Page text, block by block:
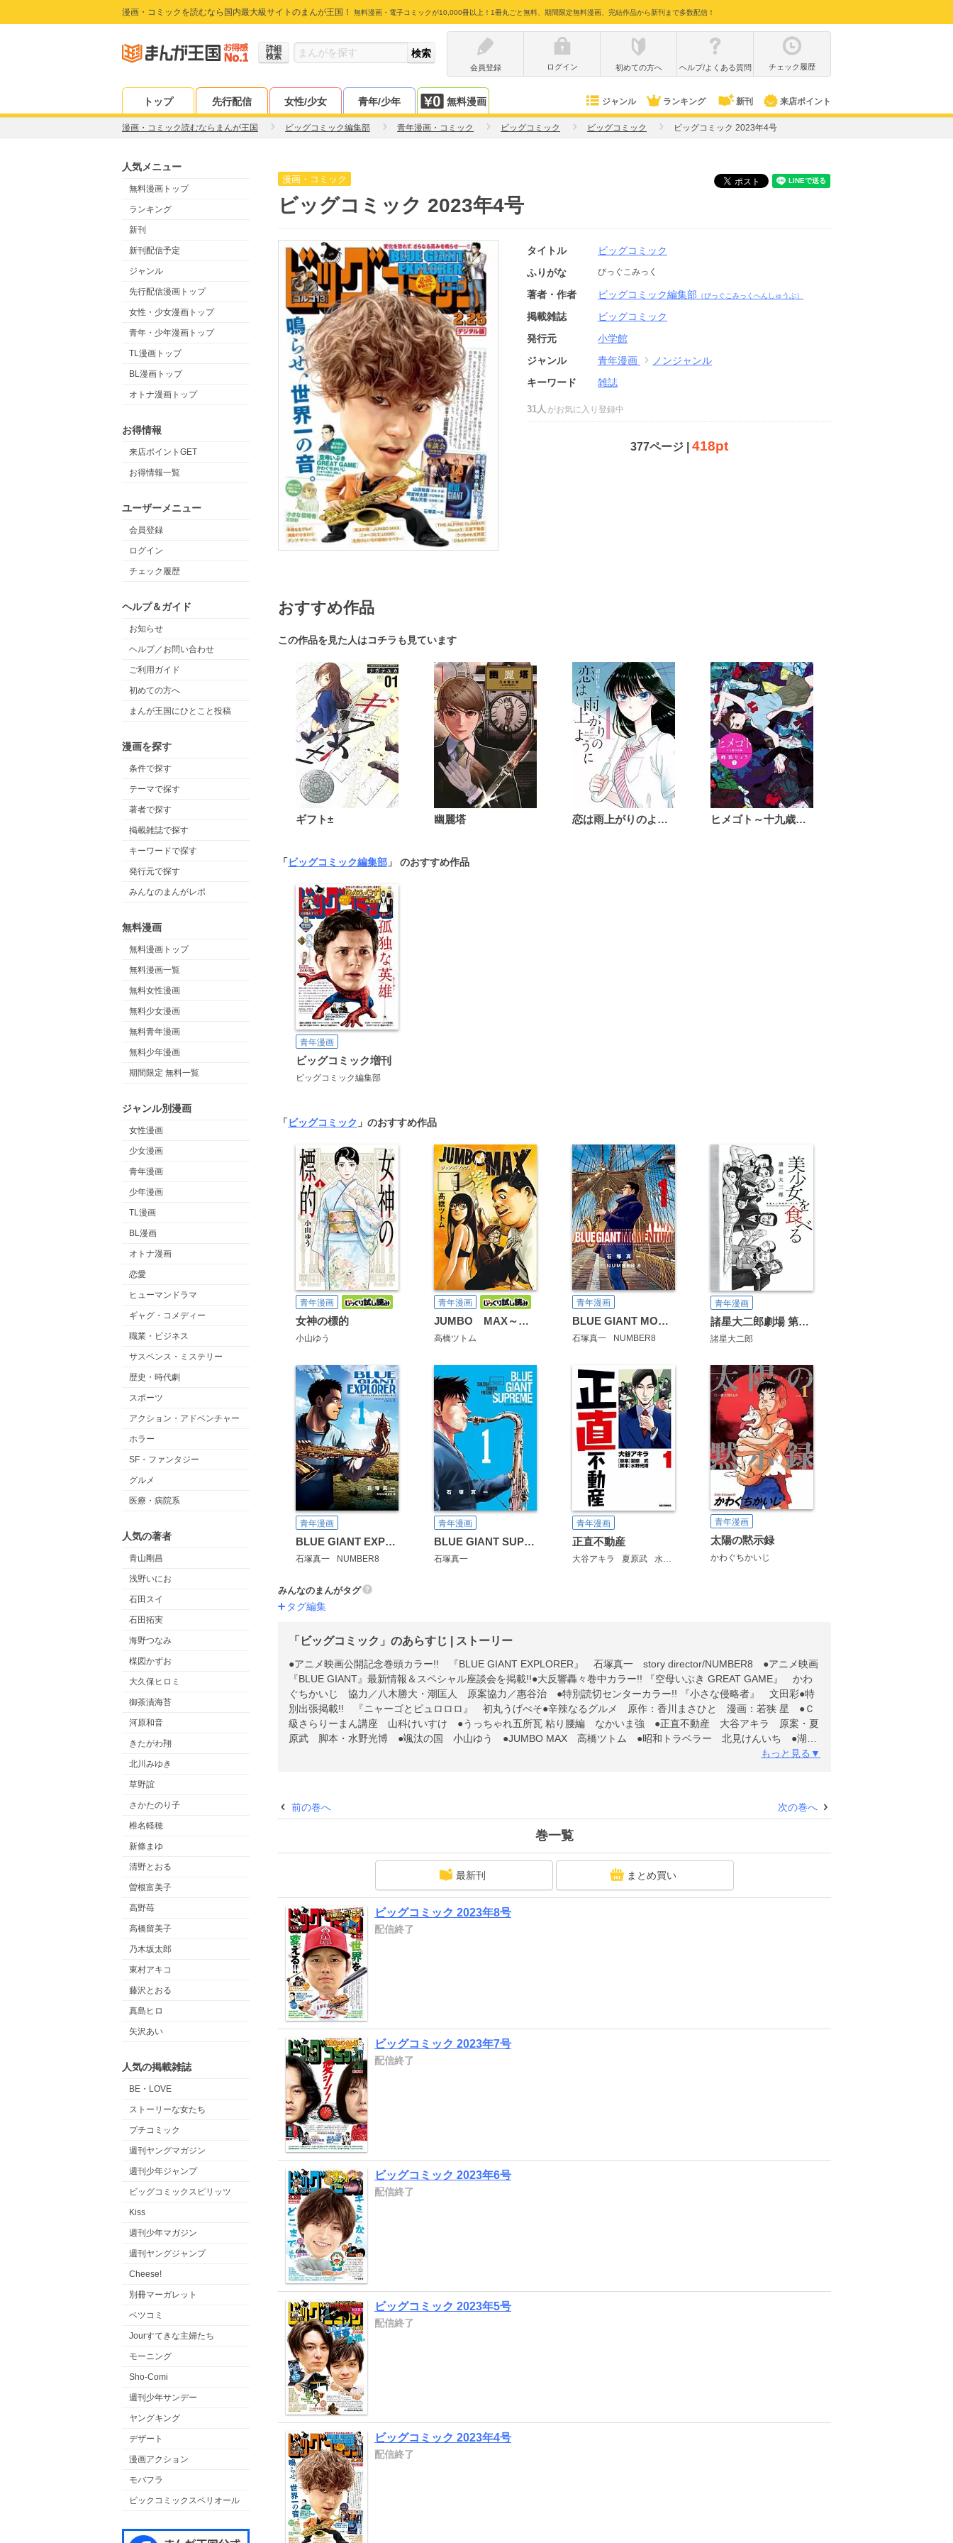
漫画・コミックを読むなら国内最大級サイトのまんが王国！ 無料漫画・電子コミックが10,000冊以上！1冊丸ごと無料、期間限定無料漫画、完結作品から新刊まで多数配信！
詳細
検索
会員登録
ログイン 初めての方へ ヘルプ/よくある質問 チェック履歴
トップ 先行配信 女性/少女 青年/少年 無料漫画 ジャンル ランキング 新刊 来店ポイント
漫画・コミック読むならまんが王国 ビッグコミック編集部 青年漫画・コミック ビッグコミック ビッグコミック ビッグコミック 2023年4号
人気メニュー
無料漫画トップ
ランキング
新刊
新刊配信予定
ジャンル
先行配信漫画トップ
女性・少女漫画トップ
青年・少年漫画トップ
TL漫画トップ
BL漫画トップ
オトナ漫画トップ
お得情報
来店ポイントGET
お得情報一覧
ユーザーメニュー
会員登録
ログイン
チェック履歴
ヘルプ＆ガイド
お知らせ
ヘルプ／お問い合わせ
ご利用ガイド
初めての方へ
まんが王国にひとこと投稿
漫画を探す
条件で探す
テーマで探す
著者で探す
掲載雑誌で探す
キーワードで探す
発行元で探す
みんなのまんがレポ
無料漫画
無料漫画トップ
無料漫画一覧
無料女性漫画
無料少女漫画
無料青年漫画
無料少年漫画
期間限定 無料一覧
ジャンル別漫画
女性漫画
少女漫画
青年漫画
少年漫画
TL漫画
BL漫画
オトナ漫画
恋愛
ヒューマンドラマ
ギャグ・コメディー
職業・ビジネス
サスペンス・ミステリー
歴史・時代劇
スポーツ
アクション・アドベンチャー
ホラー
SF・ファンタジー
グルメ
医療・病院系
人気の著者
青山剛昌
浅野いにお
石田スイ
石田拓実
海野つなみ
楳図かずお
大久保ヒロミ
御茶漬海苔
河原和音
きたがわ翔
北川みゆき
草野誼
さかたのり子
椎名軽穂
新條まゆ
清野とおる
曽根富美子
高野苺
高橋留美子
乃木坂太郎
東村アキコ
藤沢とおる
真島ヒロ
矢沢あい
人気の掲載雑誌
BE・LOVE
ストーリーな女たち
プチコミック
週刊ヤングマガジン
週刊少年ジャンプ
ビッグコミックスピリッツ
Kiss
週刊少年マガジン
週刊ヤングジャンプ
Cheese!
別冊マーガレット
ベツコミ
Jourすてきな主婦たち
モーニング
Sho-Comi
週刊少年サンデー
ヤングキング
デザート
漫画アクション
モバフラ
ビックコミックスペリオール
漫画・コミック
ビッグコミック 2023年4号
タイトル
ビッグコミック
ふりがな
びっぐこみっく
著者・作者 ビッグコミック編集部 （びっぐこみっくへんしゅうぶ）
掲載雑誌
ビッグコミック
発行元
小学館
ジャンル
青年漫画
ノンジャンル
キーワード
雑誌
31人 がお気に入り登録中
377ページ | 418pt
おすすめ作品
この作品を見た人はコチラも見ています
ギフト± 幽麗塔 恋は雨上がりのように ヒメゴト～十九歳の制服～
「ビッグコミック編集部 」 のおすすめ作品
青年漫画
ビッグコミック増刊
ビッグコミック編集部
「ビッグコミック 」のおすすめ作品
青年漫画
女神の標的
小山ゆう
青年漫画
JUMBO MAX～ハイパーED薬密造人～
高橋ツトム
青年漫画
BLUE GIANT MOMENTUM
石塚真一 NUMBER8
青年漫画
諸星大二郎劇場 第3集 美少女を食べる
諸星大二郎
青年漫画
BLUE GIANT EXPLORER
石塚真一 NUMBER8
青年漫画
BLUE GIANT SUPREME
石塚真一
青年漫画
正直不動産
大谷アキラ 夏原武 水野光博
青年漫画
太陽の黙示録
かわぐちかいじ
みんなのまんがタグ
タグ編集
「ビッグコミック」のあらすじ | ストーリー
●アニメ映画公開記念巻頭カラー!! 『BLUE GIANT EXPLORER』 石塚真一 story director/NUMBER8 ●アニメ映画
『BLUE GIANT』最新情報＆スペシャル座談会を掲載!!●大反響轟々巻中カラー!! 『空母いぶき GREAT GAME』 かわ
ぐちかいじ 協力／八木勝大・潮匡人 原案協力／惠谷治 ●特別読切センターカラー!! 『小さな侵略者』 文田彩●特
別出張掲載!! 『ニャーゴとピュロロロ』 初丸うげべそ●辛辣なるグルメ 原作：香川まさひと 漫画：若狭 星 ●Ｃ
級さらりーまん講座 山科けいすけ ●うっちゃれ五所瓦 粘り腰編 なかいま強 ●正直不動産 大谷アキラ 原案・夏
原武 脚本・水野光博 ●颯汰の国 小山ゆう ●JUMBO MAX 高橋ツトム ●昭和トラベラー 北見けんいち ●湖底
のひまわり 石川優吾 ●Deep３ 原作・水野光博 漫画・飛松良輔 ●THE ALPINE CLIMBER～単独登攀者・山野井
の付録、特典等は含まれません。
もっと見る▼
前の巻へ 次の巻へ
巻一覧
最新刊 まとめ買い
ビッグコミック 2023年8号
配信終了
ビッグコミック 2023年7号
配信終了
ビッグコミック 2023年6号
配信終了
ビッグコミック 2023年5号
配信終了
ビッグコミック 2023年4号
配信終了